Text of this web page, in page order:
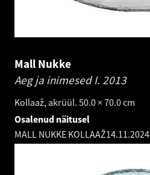
Mall Nukke
Aeg ja inimesed I. 2013
Kollaaž, akrüül. 50.0 × 70.0 cm
Osalenud näitusel
MALL NUKKE KOLLAAŽ14.11.2024